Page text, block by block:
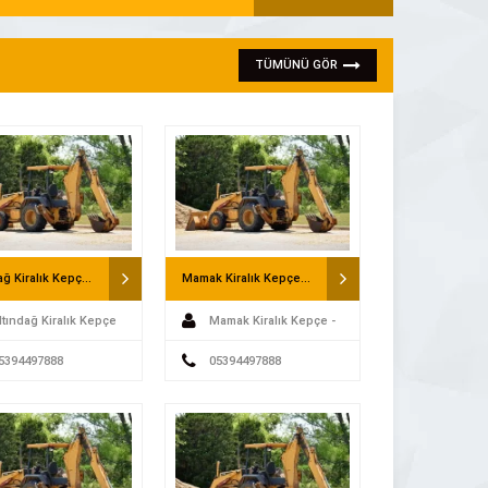
TÜMÜNÜ GÖR
Altındağ Kiralık Kepçe – Saatlik Kepçe
Kiralık Kepçe
Mamak Kiralık Kepçe – Saatlik Kepçe
Mamak Kiralık Kepçe -
Saatlik Kepçe
05394497888